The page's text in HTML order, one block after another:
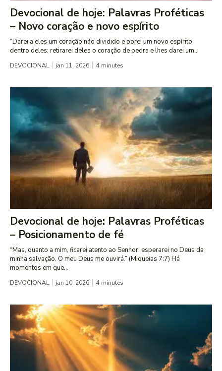
Devocional de hoje: Palavras Proféticas
– Novo coração e novo espírito
“Darei a eles um coração não dividido e porei um novo espírito
dentro deles; retirarei deles o coração de pedra e lhes darei um...
DEVOCIONAL jan 11, 2026 4 minutes
Devocional de hoje: Palavras Proféticas
– Posicionamento de fé
“Mas, quanto a mim, ficarei atento ao Senhor; esperarei no Deus da
minha salvação. O meu Deus me ouvirá.” (Miqueias 7:7) Há
momentos em que...
DEVOCIONAL jan 10, 2026 4 minutes